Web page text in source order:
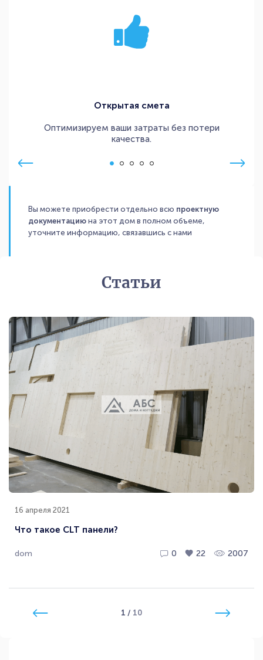
Открытая смета
Оптимизируем ваши затраты без потери
качества.
Вы можете приобрести отдельно всю проектную
документацию на этот дом в полном объеме,
уточните информацию, связавшись с нами
Статьи
16 апреля 2021
Что такое CLT панели?
dom 0 22 2007
1 / 10